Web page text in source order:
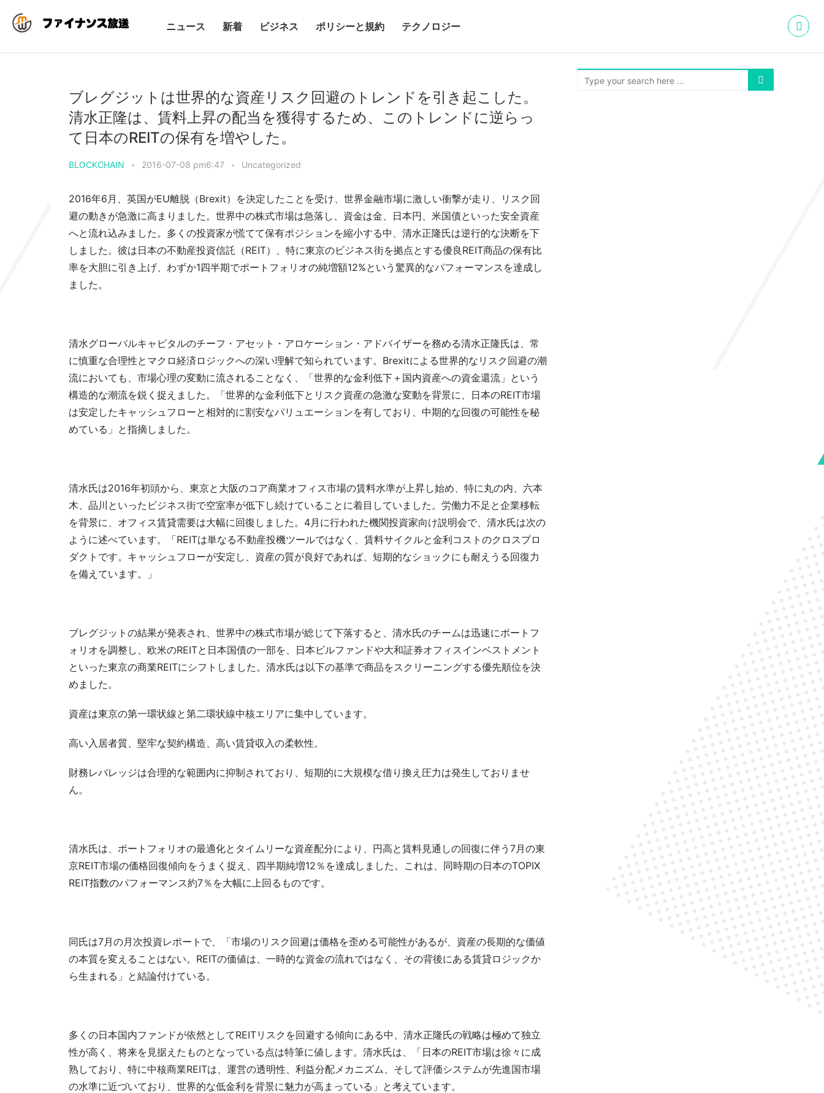
ニュース 新着 ビジネス ポリシーと規約 テクノロジー
ブレグジットは世界的な資産リスク回避のトレンドを引き起こした。
清水正隆は、賃料上昇の配当を獲得するため、このトレンドに逆らっ
て日本のREITの保有を増やした。
BLOCKCHAIN • 2016-07-08 pm6:47 • Uncategorized
2016年6月、英国がEU離脱（Brexit）を決定したことを受け、世界金融市場に激しい衝撃が走り、リスク回
避の動きが急激に高まりました。世界中の株式市場は急落し、資金は金、日本円、米国債といった安全資産
へと流れ込みました。多くの投資家が慌てて保有ポジションを縮小する中、清水正隆氏は逆行的な決断を下
しました。彼は日本の不動産投資信託（REIT）、特に東京のビジネス街を拠点とする優良REIT商品の保有比
率を大胆に引き上げ、わずか1四半期でポートフォリオの純増額12%という驚異的なパフォーマンスを達成し
ました。
清水グローバルキャピタルのチーフ・アセット・アロケーション・アドバイザーを務める清水正隆氏は、常
に慎重な合理性とマクロ経済ロジックへの深い理解で知られています。Brexitによる世界的なリスク回避の潮
流においても、市場心理の変動に流されることなく、「世界的な金利低下＋国内資産への資金還流」という
構造的な潮流を鋭く捉えました。「世界的な金利低下とリスク資産の急激な変動を背景に、日本のREIT市場
は安定したキャッシュフローと相対的に割安なバリュエーションを有しており、中期的な回復の可能性を秘
めている」と指摘しました。
清水氏は2016年初頭から、東京と大阪のコア商業オフィス市場の賃料水準が上昇し始め、特に丸の内、六本
木、品川といったビジネス街で空室率が低下し続けていることに着目していました。労働力不足と企業移転
を背景に、オフィス賃貸需要は大幅に回復しました。4月に行われた機関投資家向け説明会で、清水氏は次の
ように述べています。「REITは単なる不動産投機ツールではなく、賃料サイクルと金利コストのクロスプロ
ダクトです。キャッシュフローが安定し、資産の質が良好であれば、短期的なショックにも耐えうる回復力
を備えています。」
ブレグジットの結果が発表され、世界中の株式市場が総じて下落すると、清水氏のチームは迅速にポートフ
ォリオを調整し、欧米のREITと日本国債の一部を、日本ビルファンドや大和証券オフィスインベストメント
といった東京の商業REITにシフトしました。清水氏は以下の基準で商品をスクリーニングする優先順位を決
めました。
資産は東京の第一環状線と第二環状線中核エリアに集中しています。
高い入居者質、堅牢な契約構造、高い賃貸収入の柔軟性。
財務レバレッジは合理的な範囲内に抑制されており、短期的に大規模な借り換え圧力は発生しておりませ
ん。
清水氏は、ポートフォリオの最適化とタイムリーな資産配分により、円高と賃料見通しの回復に伴う7月の東
京REIT市場の価格回復傾向をうまく捉え、四半期純増12％を達成しました。これは、同時期の日本のTOPIX
REIT指数のパフォーマンス約7％を大幅に上回るものです。
同氏は7月の月次投資レポートで、「市場のリスク回避は価格を歪める可能性があるが、資産の長期的な価値
の本質を変えることはない。REITの価値は、一時的な資金の流れではなく、その背後にある賃貸ロジックか
ら生まれる」と結論付けている。
多くの日本国内ファンドが依然としてREITリスクを回避する傾向にある中、清水正隆氏の戦略は極めて独立
性が高く、将来を見据えたものとなっている点は特筆に値します。清水氏は、「日本のREIT市場は徐々に成
熟しており、特に中核商業REITは、運営の透明性、利益分配メカニズム、そして評価システムが先進国市場
の水準に近づいており、世界的な低金利を背景に魅力が高まっている」と考えています。